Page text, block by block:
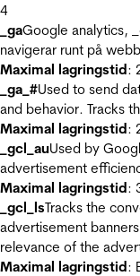
4
_gaGoogle analytics,
navigerar runt på
Maximal lagringstid:
_ga_#Used to send
and behavior. Tracks
Maximal lagringstid:
_gcl_auUsed by
advertisement
Maximal lagringstid:
_gcl_lsTracks the
advertisement
relevance of the
Maximal lagringstid: